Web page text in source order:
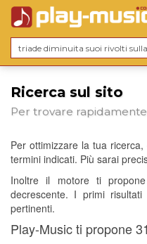
Ricerca sul sito
Per trovare
Per ottimizzare la tua
termini indicati. Più sarai
Inoltre il motore ti
decrescente. I primi
pertinenti.
Play-Music ti propone